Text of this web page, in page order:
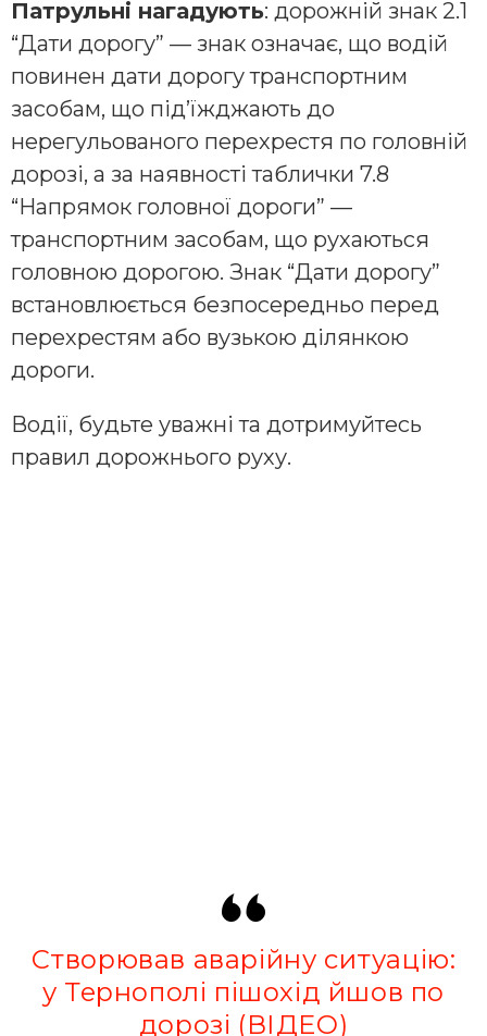
Патрульні нагадують: дорожній знак 2.1
“Дати дорогу” — знак означає, що водій
повинен дати дорогу транспортним
засобам, що під’їжджають до
нерегульованого перехрестя по головній
дорозі, а за наявності таблички 7.8
“Напрямок головної дороги” —
транспортним засобам, що рухаються
головною дорогою. Знак “Дати дорогу”
встановлюється безпосередньо перед
перехрестям або вузькою ділянкою
дороги.
Водії, будьте уважні та дотримуйтесь
правил дорожнього руху.
Створював аварійну ситуацію:
у Тернополі пішохід йшов по
дорозі (ВІДЕО)